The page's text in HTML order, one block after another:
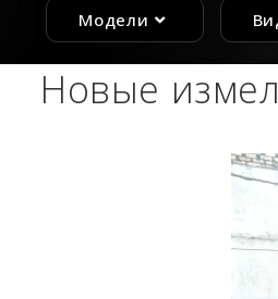
Модели
Новые